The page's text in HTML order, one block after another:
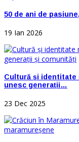
50 de ani de
19 Ian 2026
Cultură și identitate
unesc generații…
23 Dec 2025